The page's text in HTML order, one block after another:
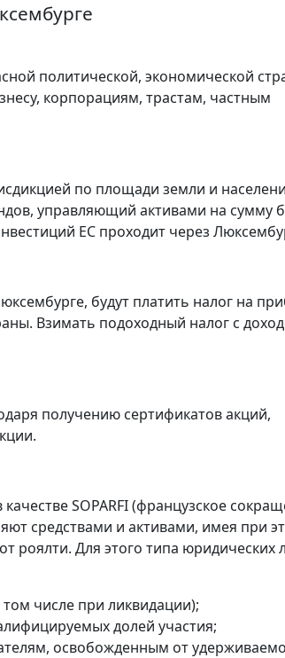
политической, экономической
корпорациям, трастам, частным
по площади земли и
управляющий активами на сумму
ЕС проходит через
будут платить налог на
Взимать подоходный налог с
получению сертификатов акций,
SOPARFI (французское
средствами и активами, имея при
роялти. Для этого типа юридических
числе при ликвидации);
долей участия;
освобожденным от